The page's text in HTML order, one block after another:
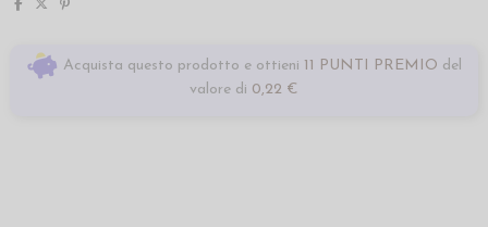
Acquista questo prodotto e ottieni 11 PUNTI PREMIO del
valore di 0,22 €